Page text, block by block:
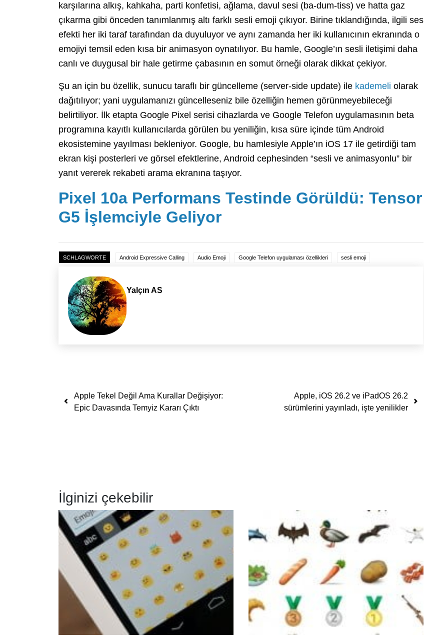
karşılarına alkış, kahkaha, parti konfetisi, ağlama, davul sesi (ba-dum-tiss) ve hatta gaz
çıkarma gibi önceden tanımlanmış altı farklı sesli emoji çıkıyor. Birine tıklandığında, ilgili ses
efekti her iki taraf tarafından da duyuluyor ve aynı zamanda her iki kullanıcının ekranında o
emojiyi temsil eden kısa bir animasyon oynatılıyor. Bu hamle, Google’ın sesli iletişimi daha
canlı ve duygusal bir hale getirme çabasının en somut örneği olarak dikkat çekiyor.
Şu an için bu özellik, sunucu taraflı bir güncelleme (server-side update) ile kademeli olarak
dağıtılıyor; yani uygulamanızı güncelleseniz bile özelliğin hemen görünmeyebileceği
belirtiliyor. İlk etapta Google Pixel serisi cihazlarda ve Google Telefon uygulamasının beta
programına kayıtlı kullanıcılarda görülen bu yeniliğin, kısa süre içinde tüm Android
ekosistemine yayılması bekleniyor. Google, bu hamlesiyle Apple’ın iOS 17 ile getirdiği tam
ekran kişi posterleri ve görsel efektlerine, Android cephesinden “sesli ve animasyonlu” bir
yanıt vererek rekabeti arama ekranına taşıyor.
Pixel 10a Performans Testinde Görüldü: Tensor
G5 İşlemciyle Geliyor
SCHLAGWORTE Android Expressive Calling Audio Emoji Google Telefon uygulaması özellikleri sesli emoji
Yalçın AS
Yazı dolaşımı
Apple Tekel Değil Ama Kurallar Değişiyor:
Epic Davasında Temyiz Kararı Çıktı
Apple, iOS 26.2 ve iPadOS 26.2
sürümlerini yayınladı, işte yenilikler
İlginizi çekebilir